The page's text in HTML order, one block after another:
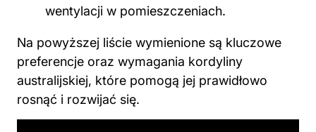
wentylacji w pomieszczeniach.
Na powyższej liście wymienione są kluczowe
preferencje oraz wymagania kordyliny
australijskiej, które pomogą jej prawidłowo
rosnąć i rozwijać się.